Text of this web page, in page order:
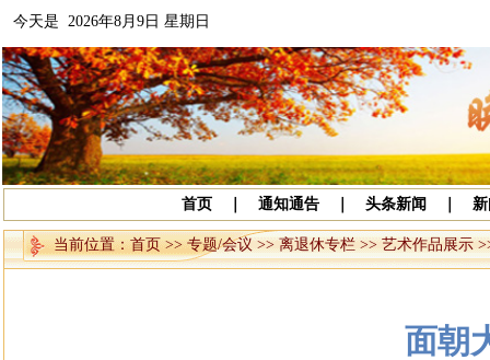
今天是 2026年8月9日 星期日
首页 通知通告 头条新闻
当前位置：首页>>专题/会议 >> 离退休专栏 >> 艺术作品展示
面朝